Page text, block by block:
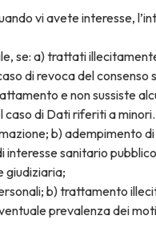
vi avete interesse,
se: a) trattati
di revoca del consenso
e non sussiste
di Dati riferiti a
b) adempimento
sanitario
giudiziaria;
b) trattamento
prevalenza dei